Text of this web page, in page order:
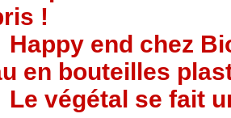
!
Happy end chez
en bouteilles
Le végétal se fait